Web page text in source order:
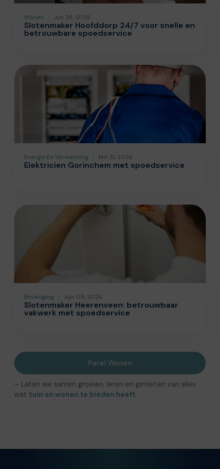
Wonen Jun 26, 2026
Slotenmaker Hoofddorp 24/7 voor snelle en
betrouwbare spoedservice
Energie En Verwarming Mrt 31, 2026
Elektricien Gorinchem met spoedservice
Beveiliging Apr 09, 2026
Slotenmaker Heerenveen: betrouwbaar
vakwerk met spoedservice
Parel Wonen
– Laten we samen groeien, leren en genieten van alles
wat tuin en wonen te bieden heeft.